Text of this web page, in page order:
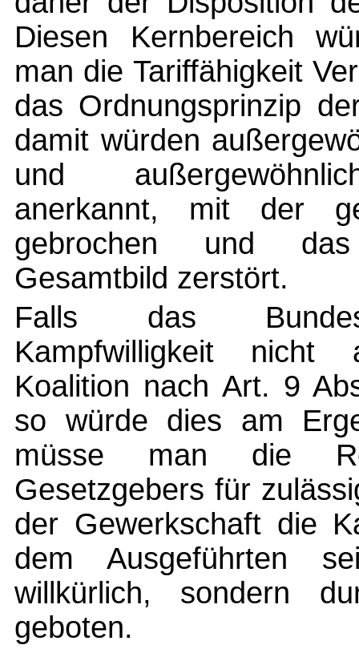
Diesen Kernbereich
man die Tariffähigkeit
das Ordnungsprinzip
damit würden
und
anerkannt, mit der
gebrochen und das
Gesamtbild zerstört.
Falls das
Kampfwilligkeit nicht
Koalition nach Art. 9
so würde dies am
müsse man die
Gesetzgebers für
der Gewerkschaft die
dem Ausgeführten
willkürlich, sondern
geboten.